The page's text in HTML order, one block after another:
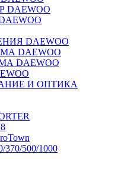
DAEWOO
DAEWOO
DAEWOO
И ОПТИКА
500/1000